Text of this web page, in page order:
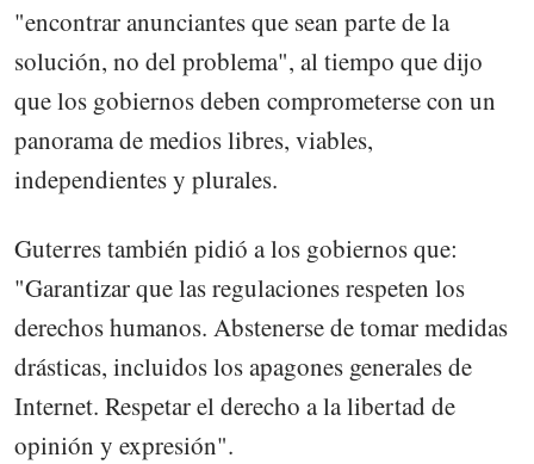
"encontrar anunciantes que sean parte de la
solución, no del problema", al tiempo que dijo
que los gobiernos deben comprometerse con un
panorama de medios libres, viables,
independientes y plurales.
Guterres también pidió a los gobiernos que:
"Garantizar que las regulaciones respeten los
derechos humanos. Abstenerse de tomar medidas
drásticas, incluidos los apagones generales de
Internet. Respetar el derecho a la libertad de
opinión y expresión".